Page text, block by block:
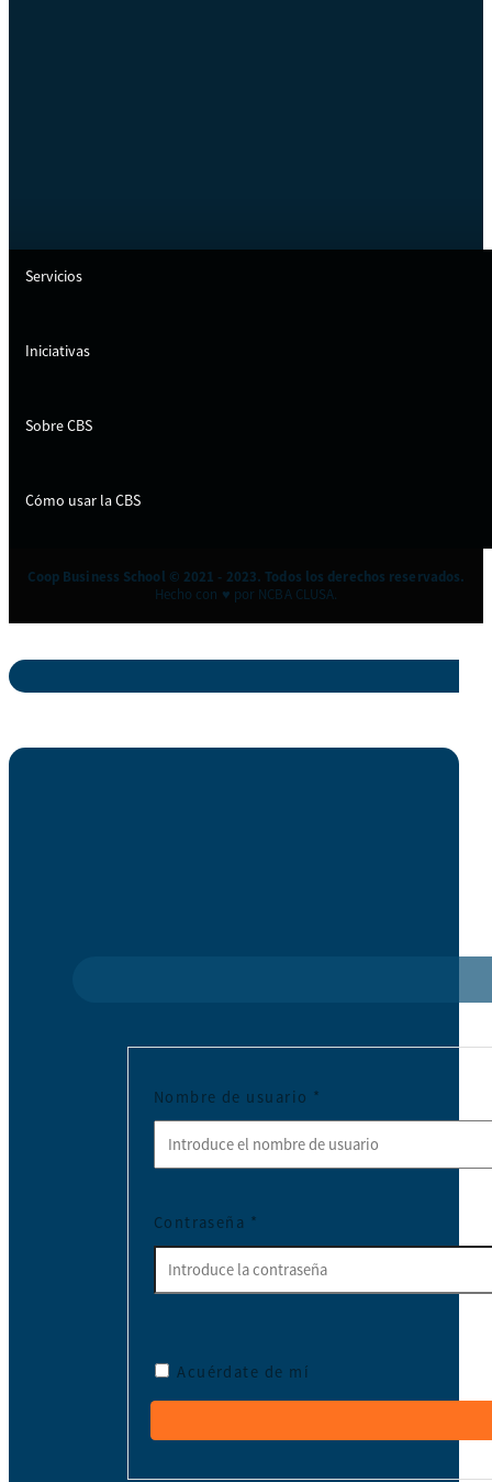
Servicios
Iniciativas
Sobre CBS
Cómo usar la CBS
Coop Business School © 2021 - 2023. Todos los derechos reservados.
Hecho con ♥ por NCBA CLUSA.
Nombre de usuario *
Contraseña *
Acuérdate de mí